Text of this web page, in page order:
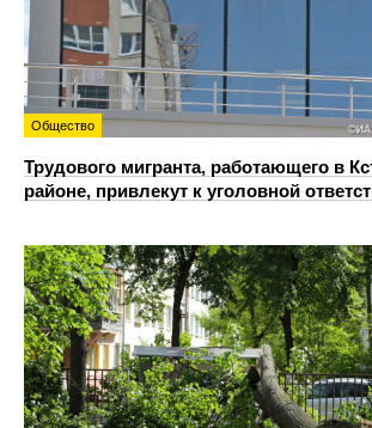
Общество
Трудового мигранта, работающего в
районе, привлекут к уголовной